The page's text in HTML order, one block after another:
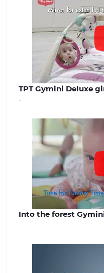
дитячих
потреби
дітей
знайти
молодої
TPT Gymini Deluxe
Into the forest